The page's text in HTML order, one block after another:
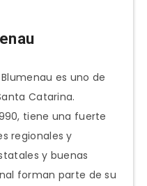
es uno de
Catarina.
tiene una fuerte
regionales y
y buenas
forman parte de su